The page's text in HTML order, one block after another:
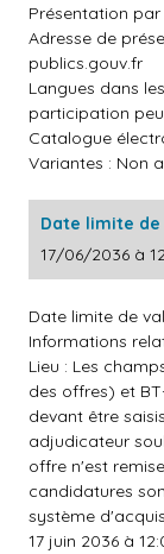
Présentation
Adresse de
publics.gouv.fr
Langues dans
participation
Catalogue
Variantes : Non
Date limite
17/06/2036 à
Date limite de
Informations
Lieu : Les
des offres) et
devant être
adjudicateur
offre n'est
candidatures
système
17 juin 2036 à